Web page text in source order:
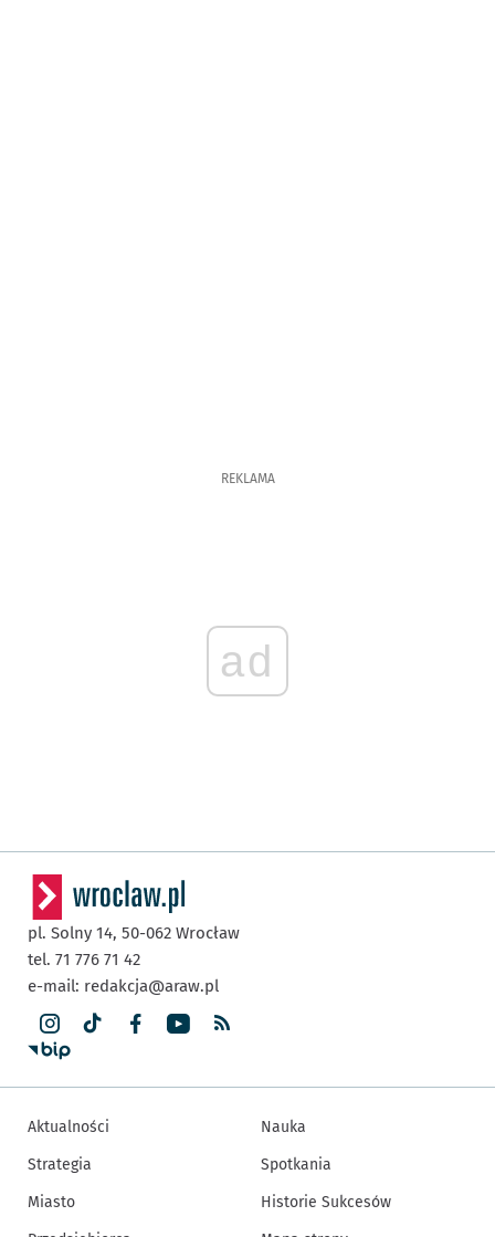
REKLAMA
ad
pl. Solny 14, 50-062 Wrocław
tel. 71 776 71 42
e-mail: redakcja@araw.pl
Aktualności
Strategia
Miasto
Nauka
Spotkania
Historie Sukcesów